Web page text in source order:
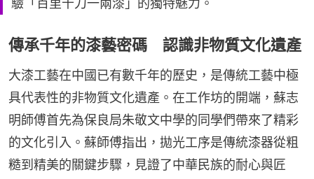
驗「百里千刀一兩漆」的獨特魅力。
傳承千年的漆藝密碼 認識非物質文化遺產
大漆工藝在中國已有數千年的歷史，是傳統工藝中極
具代表性的非物質文化遺產。在工作坊的開端，蘇志
明師傅首先為保良局朱敬文中學的同學們帶來了精彩
的文化引入。蘇師傅指出，拋光工序是傳統漆器從粗
糙到精美的關鍵步驟，見證了中華民族的耐心與匠